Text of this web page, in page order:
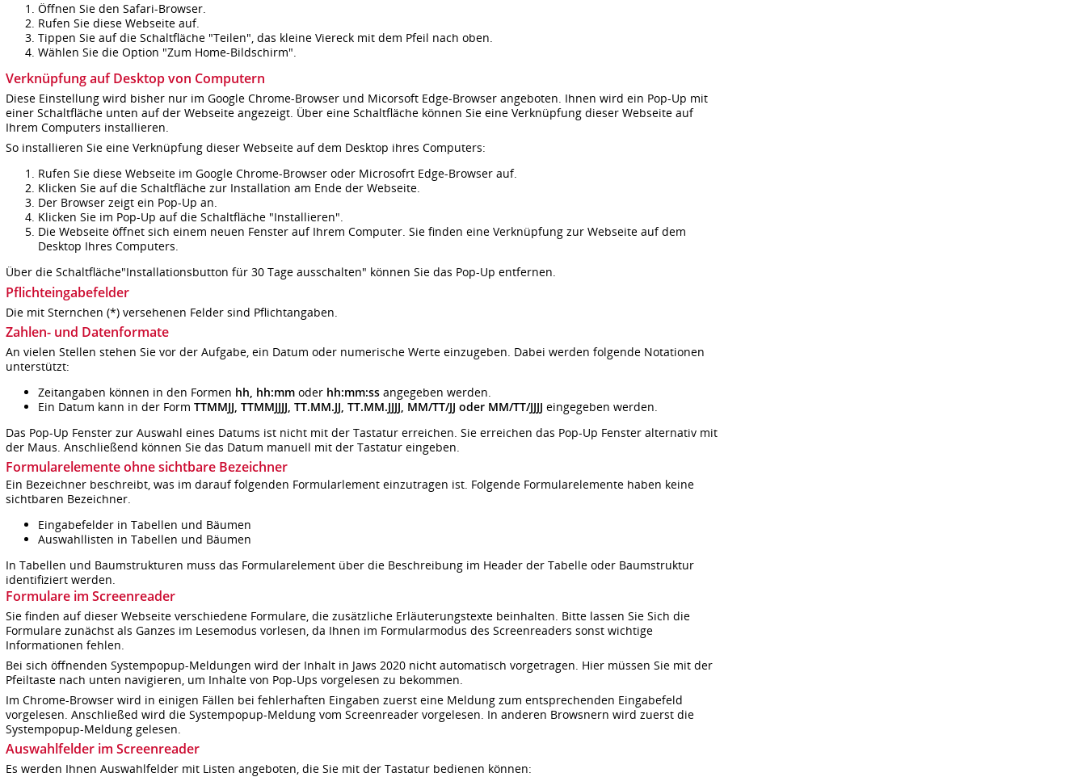
Öffnen Sie den Safari-Browser.
Rufen Sie diese Webseite auf.
Tippen Sie auf die Schaltfläche "Teilen", das kleine Viereck mit dem Pfeil nach oben.
Wählen Sie die Option "Zum Home-Bildschirm".
Verknüpfung auf Desktop von Computern
Diese Einstellung wird bisher nur im Google Chrome-Browser und Micorsoft Edge-Browser angeboten. Ihnen wird ein Pop-Up mit
einer Schaltfläche unten auf der Webseite angezeigt. Über eine Schaltfläche können Sie eine Verknüpfung dieser Webseite auf
Ihrem Computers installieren.
So installieren Sie eine Verknüpfung dieser Webseite auf dem Desktop ihres Computers:
Rufen Sie diese Webseite im Google Chrome-Browser oder Microsofrt Edge-Browser auf.
Klicken Sie auf die Schaltfläche zur Installation am Ende der Webseite.
Der Browser zeigt ein Pop-Up an.
Klicken Sie im Pop-Up auf die Schaltfläche "Installieren".
Die Webseite öffnet sich einem neuen Fenster auf Ihrem Computer. Sie finden eine Verknüpfung zur Webseite auf dem
Desktop Ihres Computers.
Über die Schaltfläche"Installationsbutton für 30 Tage ausschalten" können Sie das Pop-Up entfernen.
Pflichteingabefelder
Die mit Sternchen (*) versehenen Felder sind Pflichtangaben.
Zahlen- und Datenformate
An vielen Stellen stehen Sie vor der Aufgabe, ein Datum oder numerische Werte einzugeben. Dabei werden folgende Notationen
unterstützt:
Zeitangaben können in den Formen hh, hh:mm oder hh:mm:ss angegeben werden.
Ein Datum kann in der Form TTMMJJ, TTMMJJJJ, TT.MM.JJ, TT.MM.JJJJ, MM/TT/JJ oder MM/TT/JJJJ eingegeben werden.
Das Pop-Up Fenster zur Auswahl eines Datums ist nicht mit der Tastatur erreichen. Sie erreichen das Pop-Up Fenster alternativ mit
der Maus. Anschließend können Sie das Datum manuell mit der Tastatur eingeben.
Formularelemente ohne sichtbare Bezeichner
Ein Bezeichner beschreibt, was im darauf folgenden Formularlement einzutragen ist. Folgende Formularelemente haben keine
sichtbaren Bezeichner.
Eingabefelder in Tabellen und Bäumen
Auswahllisten in Tabellen und Bäumen
In Tabellen und Baumstrukturen muss das Formularelement über die Beschreibung im Header der Tabelle oder Baumstruktur
identifiziert werden.
Formulare im Screenreader
Sie finden auf dieser Webseite verschiedene Formulare, die zusätzliche Erläuterungstexte beinhalten. Bitte lassen Sie Sich die
Formulare zunächst als Ganzes im Lesemodus vorlesen, da Ihnen im Formularmodus des Screenreaders sonst wichtige
Informationen fehlen.
Bei sich öffnenden Systempopup-Meldungen wird der Inhalt in Jaws 2020 nicht automatisch vorgetragen. Hier müssen Sie mit der
Pfeiltaste nach unten navigieren, um Inhalte von Pop-Ups vorgelesen zu bekommen.
Im Chrome-Browser wird in einigen Fällen bei fehlerhaften Eingaben zuerst eine Meldung zum entsprechenden Eingabefeld
vorgelesen. Anschließed wird die Systempopup-Meldung vom Screenreader vorgelesen. In anderen Browsnern wird zuerst die
Systempopup-Meldung gelesen.
Auswahlfelder im Screenreader
Es werden Ihnen Auswahlfelder mit Listen angeboten, die Sie mit der Tastatur bedienen können: